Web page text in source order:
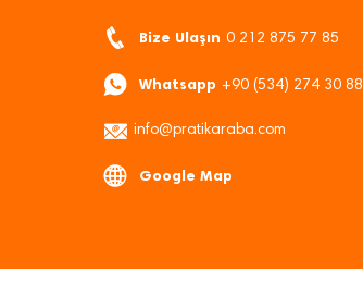
Bize Ulaşın 0 212 875 77 85
Whatsapp +90 (534) 274 30 88
info@pratikaraba.com
Google Map